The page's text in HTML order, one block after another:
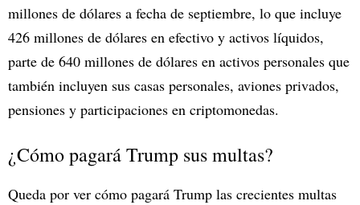
millones de dólares a fecha de septiembre, lo que incluye
426 millones de dólares en efectivo y activos líquidos,
parte de 640 millones de dólares en activos personales que
también incluyen sus casas personales, aviones privados,
pensiones y participaciones en criptomonedas.
¿Cómo pagará Trump sus multas?
Queda por ver cómo pagará Trump las crecientes multas